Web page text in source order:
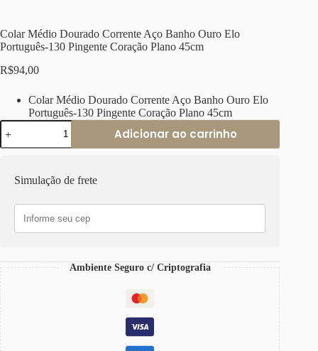
Colar Médio Dourado Corrente Aço Banho Ouro Elo
Português-130 Pingente Coração Plano 45cm
R$94,00
Colar Médio Dourado Corrente Aço Banho Ouro Elo
Português-130 Pingente Coração Plano 45cm
Colar
Médio
Dourado
Banho
Português-
130
Adicionar ao carrinho
Simulação de frete
Ambiente Seguro c/ Criptografia